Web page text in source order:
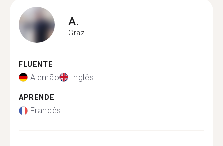
A.
Graz
FLUENTE
Alemão Inglês
APRENDE
Francês